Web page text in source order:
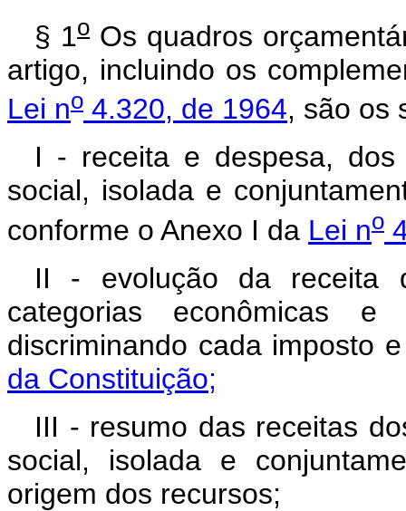
§ 1oOs quadros
artigo, incluindo os
Lei no 4.320, de 1964, são os
I - receita e despesa, dos
social, isolada e
conforme o Anexo I da Lei no
II - evolução da receita
categorias econômicas
discriminando cada imposto
da Constituição;
III - resumo das receitas
social, isolada e
origem dos recursos;